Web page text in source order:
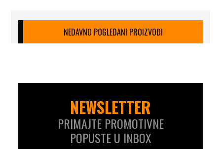
NEDAVNO POGLEDANI PROIZVODI
NEWSLETTER
PRIMAJTE PROMOTIVNE
POPUSTE U INBOX